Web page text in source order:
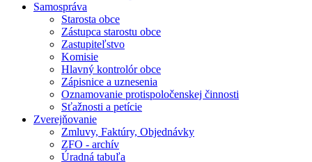
Samospráva
Starosta obce
Zástupca starostu obce
Zastupiteľstvo
Komisie
Hlavný kontrolór obce
Zápisnice a uznesenia
Oznamovanie protispoločenskej činnosti
Sťažnosti a petície
Zverejňovanie
Zmluvy, Faktúry, Objednávky
ZFO - archív
Úradná tabuľa